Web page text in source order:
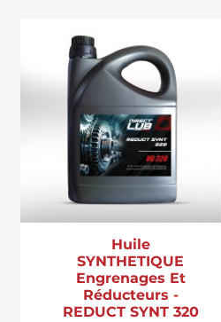
Huile
SYNTHETIQUE
Engrenages Et
Réducteurs -
REDUCT SYNT 320